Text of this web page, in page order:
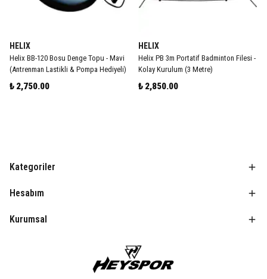
HELIX
Helix BB-120 Bosu Denge Topu - Mavi
(Antrenman Lastikli & Pompa Hediyeli)
₺ 2,750.00
HELIX
Helix PB 3m Portatif Badminton Filesi -
Kolay Kurulum (3 Metre)
₺ 2,850.00
Kategoriler
Hesabım
Kurumsal